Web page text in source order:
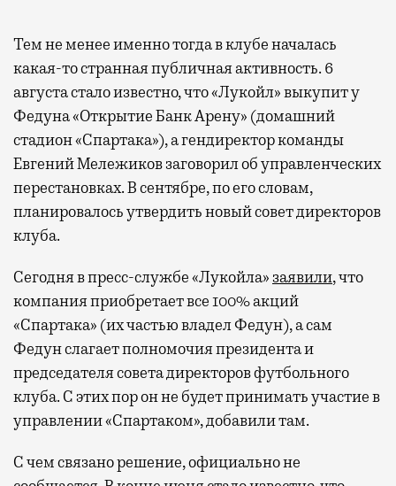
Тем не менее именно тогда в клубе началась
какая-то странная публичная активность. 6
августа стало известно, что «Лукойл» выкупит у
Федуна «Открытие Банк Арену» (домашний
стадион «Спартака»), а гендиректор команды
Евгений Мележиков заговорил об управленческих
перестановках. В сентябре, по его словам,
планировалось утвердить новый совет директоров
клуба.
Сегодня в пресс-службе «Лукойла» заявили, что
компания приобретает все 100% акций
«Спартака» (их частью владел Федун), а сам
Федун слагает полномочия президента и
председателя совета директоров футбольного
клуба. С этих пор он не будет принимать участие в
управлении «Спартаком», добавили там.
С чем связано решение, официально не